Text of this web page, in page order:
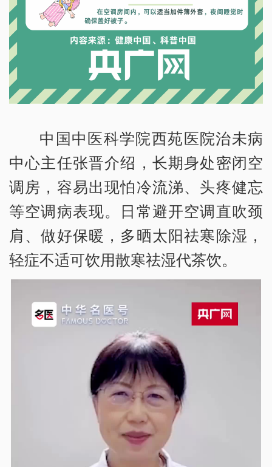
中国中医科学院西苑医院治未病
中心主任张晋介绍，长期身处密闭空
调房，容易出现怕冷流涕、头疼健忘
等空调病表现。日常避开空调直吹颈
肩、做好保暖，多晒太阳祛寒除湿，
轻症不适可饮用散寒祛湿代茶饮。